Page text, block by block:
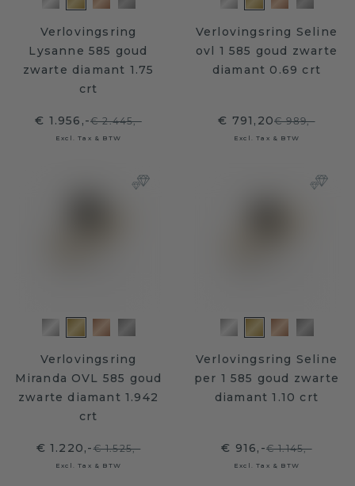
Verlovingsring
Lysanne 585 goud
zwarte diamant 1.75
crt
€ 1.956,-€ 2.445,-
Excl. Tax & BTW
Verlovingsring Seline
ovl 1 585 goud zwarte
diamant 0.69 crt
€ 791,20€ 989,-
Excl. Tax & BTW
Verlovingsring
Miranda OVL 585 goud
zwarte diamant 1.942
crt
€ 1.220,-€ 1.525,-
Excl. Tax & BTW
Verlovingsring Seline
per 1 585 goud zwarte
diamant 1.10 crt
€ 916,-€ 1.145,-
Excl. Tax & BTW